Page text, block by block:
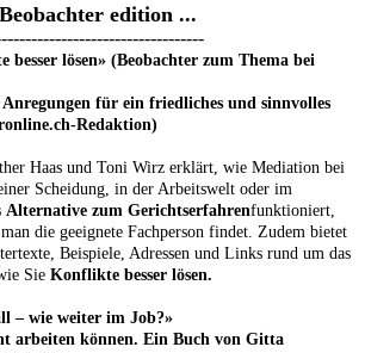
edition ...
lösen» (Beobachter zum Thema bei
für ein friedliches und sinnvolles
Redaktion)
Haas und Toni Wirz erklärt, wie Mediation bei
Scheidung, in der Arbeitswelt oder im
Alternative zum Gerichtserfahrenfunktioniert,
die geeignete Fachperson findet. Zudem bietet
Beispiele, Adressen und Links rund um das
Sie Konflikte besser lösen.
– wie weiter im Job?»
arbeiten können. Ein Buch von Gitta